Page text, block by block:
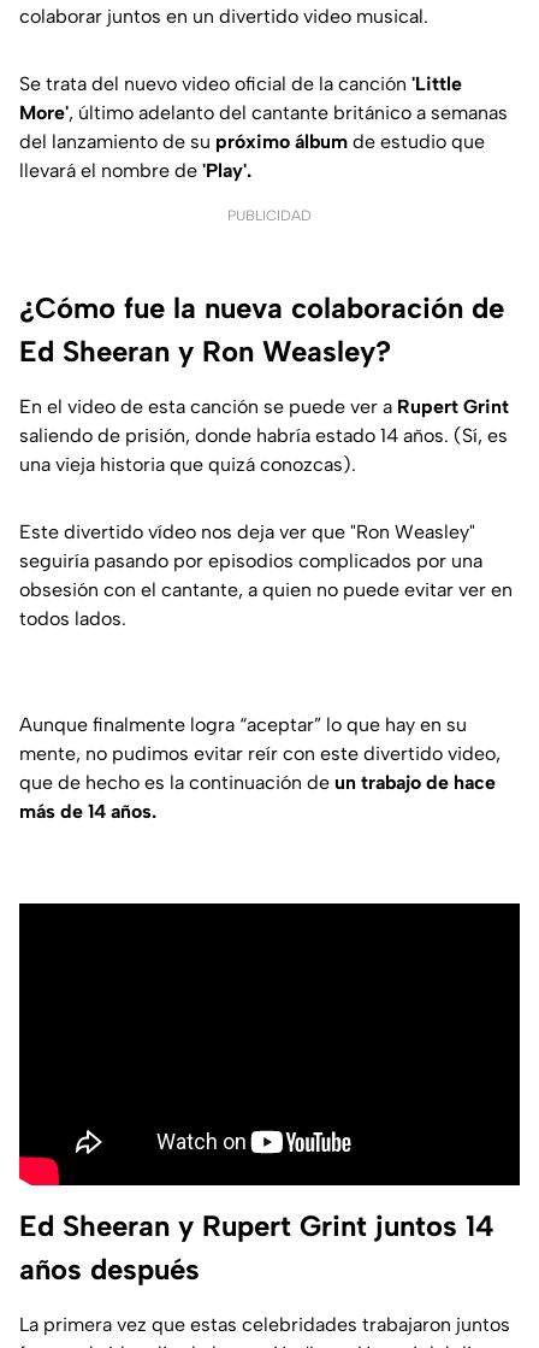
colaborar juntos en un divertido video musical.
Se trata del nuevo video oficial de la canción 'Little
More', último adelanto del cantante británico a semanas
del lanzamiento de su próximo álbum de estudio que
llevará el nombre de 'Play'.
PUBLICIDAD
¿Cómo fue la nueva colaboración de
Ed Sheeran y Ron Weasley?
En el video de esta canción se puede ver a Rupert Grint
saliendo de prisión, donde habría estado 14 años. (Sí, es
una vieja historia que quizá conozcas).
Este divertido vídeo nos deja ver que "Ron Weasley"
seguiría pasando por episodios complicados por una
obsesión con el cantante, a quien no puede evitar ver en
todos lados.
Aunque finalmente logra “aceptar” lo que hay en su
mente, no pudimos evitar reír con este divertido video,
que de hecho es la continuación de un trabajo de hace
más de 14 años.
Ed Sheeran y Rupert Grint juntos 14
años después
La primera vez que estas celebridades trabajaron juntos